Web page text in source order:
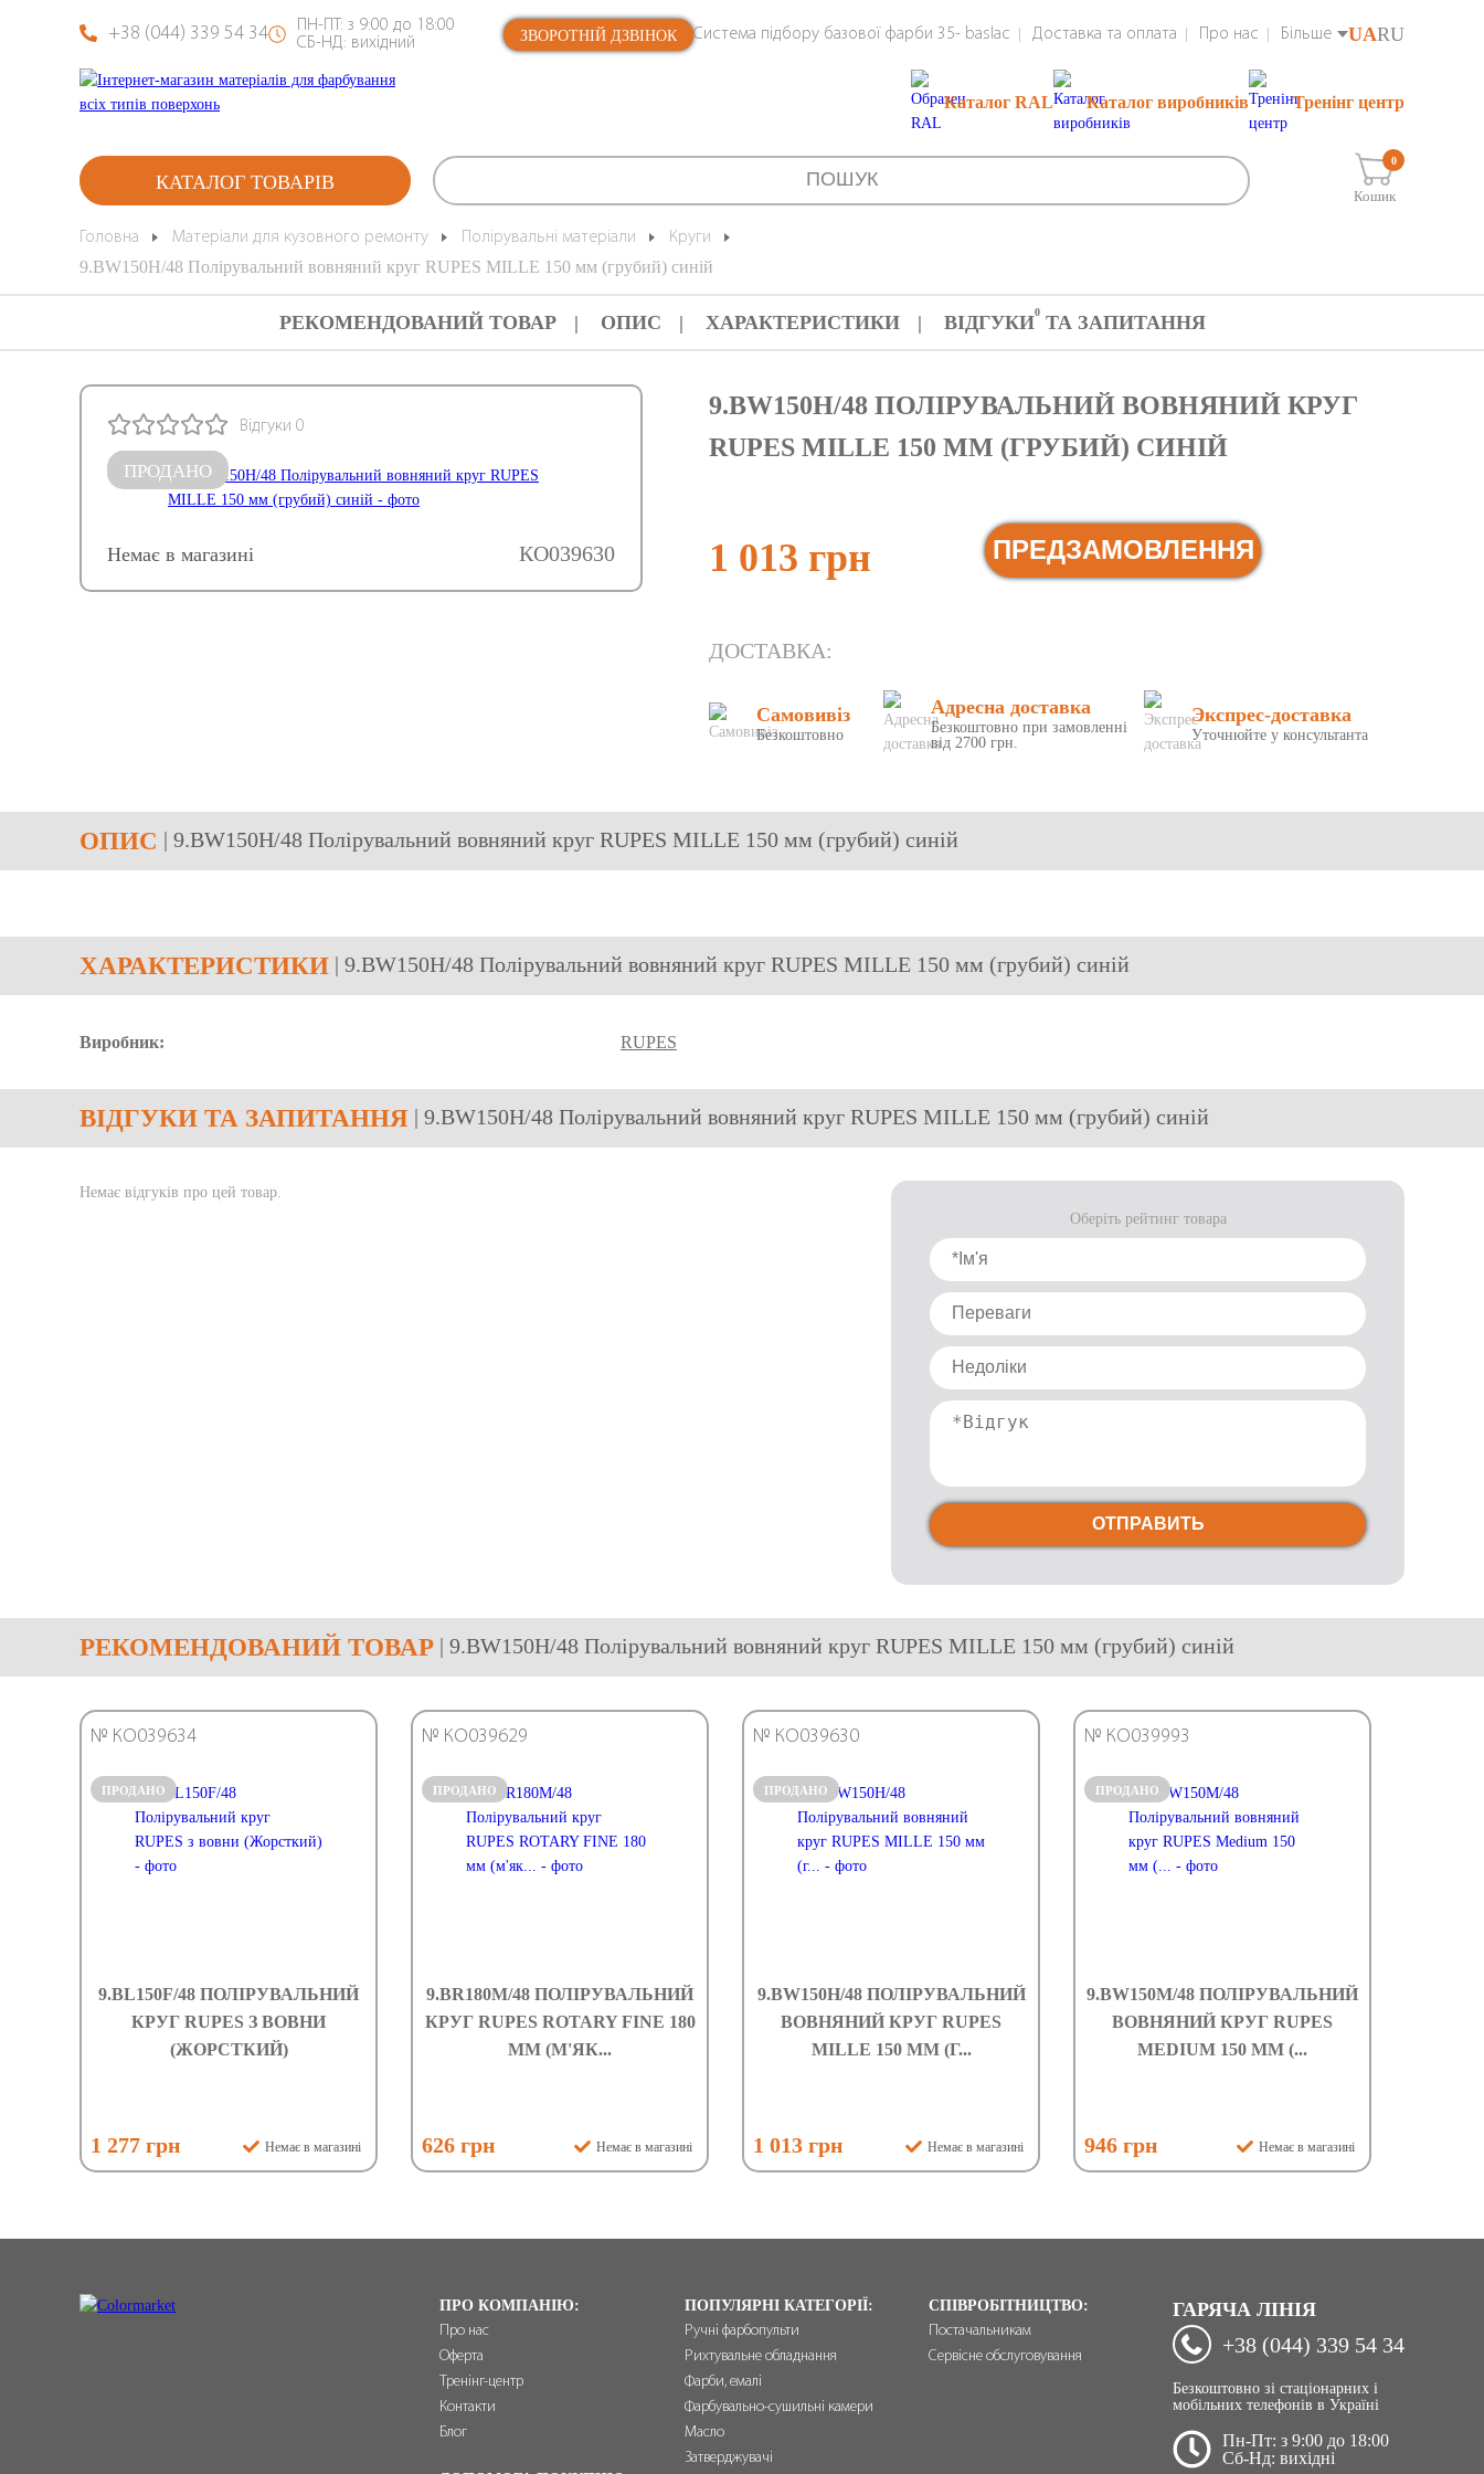
+38 (044) 339 54 34
ПН-ПТ: з 9:00 до 18:00
СБ-НД: вихідний
ЗВОРОТНІЙ ДЗВІНОК Система підбору базової фарби 35- baslac Доставка та оплата Про нас Більше UARU
Каталог RAL Каталог виробників Тренінг центр
КАТАЛОГ ТОВАРІВ
Кошик
0
Головна Матеріали для кузовного ремонту Полірувальні матеріали Круги
9.BW150H/48 Полірувальний вовняний круг RUPES MILLE 150 мм (грубий) синій
РЕКОМЕНДОВАНИЙ ТОВАР ОПИС ХАРАКТЕРИСТИКИ ВІДГУКИ0 ТА ЗАПИТАННЯ
Відгуки 0
КО039630
Немає в магазині
ПРОДАНО
9.BW150H/48 ПОЛІРУВАЛЬНИЙ ВОВНЯНИЙ КРУГ
RUPES MILLE 150 ММ (ГРУБИЙ) СИНІЙ
1 013 грн ПРЕДЗАМОВЛЕННЯ
ДОСТАВКА:
Самовивіз
Безкоштовно
Адресна доставка
Безкоштовно при замовленні
від 2700 грн.
Экспрес-доставка
Уточнюйте у консультанта
ОПИС | 9.BW150H/48 Полірувальний вовняний круг RUPES MILLE 150 мм (грубий) синій
ХАРАКТЕРИСТИКИ | 9.BW150H/48 Полірувальний вовняний круг RUPES MILLE 150 мм (грубий) синій
Виробник: RUPES
ВІДГУКИ ТА ЗАПИТАННЯ | 9.BW150H/48 Полірувальний вовняний круг RUPES MILLE 150 мм (грубий) синій
Немає відгуків про цей товар.
Оберіть рейтинг товара
ОТПРАВИТЬ
РЕКОМЕНДОВАНИЙ ТОВАР | 9.BW150H/48 Полірувальний вовняний круг RUPES MILLE 150 мм (грубий) синій
ПРОДАНО
№ КО039634
9.BL150F/48 ПОЛІРУВАЛЬНИЙ
КРУГ RUPES З ВОВНИ
(ЖОРСТКИЙ)
1 277 грн Немає в магазині
ПРОДАНО
№ КО039629
9.BR180M/48 ПОЛІРУВАЛЬНИЙ
КРУГ RUPES ROTARY FINE 180
ММ (М'ЯК...
626 грн Немає в магазині
ПРОДАНО
№ КО039630
9.BW150H/48 ПОЛІРУВАЛЬНИЙ
ВОВНЯНИЙ КРУГ RUPES
MILLE 150 ММ (Г...
1 013 грн Немає в магазині
ПРОДАНО
№ КО039993
9.BW150M/48 ПОЛІРУВАЛЬНИЙ
ВОВНЯНИЙ КРУГ RUPES
MEDIUM 150 ММ (...
946 грн Немає в магазині
ПРО КОМПАНІЮ:
Про нас
Оферта
Тренінг-центр
Контакти
Блог
ПОПУЛЯРНІ КАТЕГОРІЇ:
Ручні фарбопульти
Рихтувальне обладнання
Фарби, емалі
Фарбувально-сушильні камери
Масло
Затверджувачі
СПІВРОБІТНИЦТВО:
Постачальникам
Сервісне обслуговування
ГАРЯЧА ЛІНІЯ
+38 (044) 339 54 34
Безкоштовно зі стаціонарних і
мобільних телефонів в Україні
Пн-Пт: з 9:00 до 18:00
Сб-Нд: вихідні